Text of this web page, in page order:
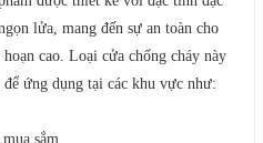
lửa, mang đến sự an toàn cho
cao. Loại cửa chống cháy này
ứng dụng tại các khu vực như:
sắm